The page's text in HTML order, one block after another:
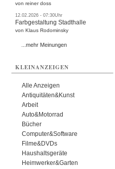
von reiner doss
12.02.2026 - 07:30Uhr
Farbgestaltung Stadthalle
von Klaus Rodominsky
...mehr Meinungen
KLEINANZEIGEN
Alle Anzeigen
Antiquitäten&Kunst
Arbeit
Auto&Motorrad
Bücher
Computer&Software
Filme&DVDs
Haushaltsgeräte
Heimwerker&Garten